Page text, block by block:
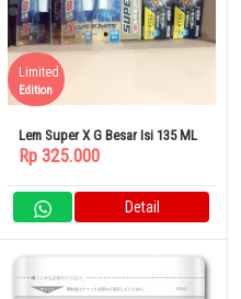
Lem Super X G Besar Isi 135 ML
Limited
Edition
Rp 325.000
Detail